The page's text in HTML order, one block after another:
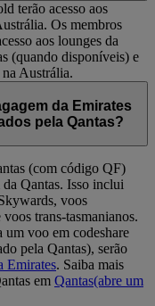
terão acesso aos
Os membros
aos lounges da
(quando disponíveis) e
Austrália.
da Emirates
pela Qantas?
(com código QF)
Qantas. Isso inclui
voos
trans-tasmanianos.
um voo em codeshare
pela Qantas), serão
Emirates. Saiba mais
em Qantas(abre um